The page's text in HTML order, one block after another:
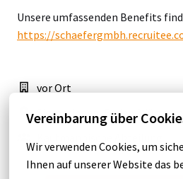
Vereinbarung über
Wir verwenden Cookies, um
Ihnen auf unserer Website das
Unsere umfassenden Benefits
https://
vor Ort
Sigmaringen ,Baden-